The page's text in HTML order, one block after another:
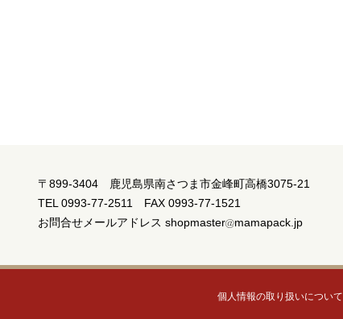
〒899-3404 鹿児島県南さつま市金峰町高橋3075-21
TEL 0993-77-2511 FAX 0993-77-1521
お問合せメールアドレス shopmaster
mamapack.jp
個人情報の取り扱いについて